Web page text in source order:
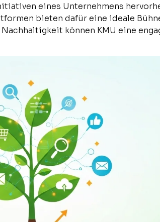
eines Unternehmens
bieten dafür eine ideale
können KMU eine